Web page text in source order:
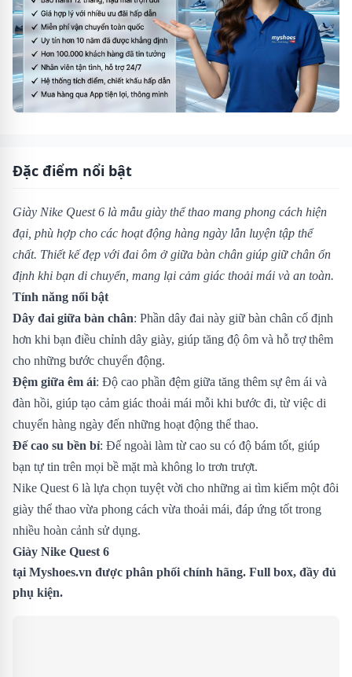
Đặc điểm nổi bật
Giày Nike Quest 6 là mẫu giày thể thao mang phong cách hiện
đại, phù hợp cho các hoạt động hàng ngày lẫn luyện tập thể
chất. Thiết kế đẹp với đai ôm ở giữa bàn chân giúp giữ chân ổn
định khi bạn di chuyển, mang lại cảm giác thoải mái và an toàn.
Tính năng nổi bật
Dây đai giữa bàn chân: Phần dây đai này giữ bàn chân cố định
hơn khi bạn điều chỉnh dây giày, giúp tăng độ ôm và hỗ trợ thêm
cho những bước chuyển động.
Đệm giữa êm ái: Độ cao phần đệm giữa tăng thêm sự êm ái và
đàn hồi, giúp tạo cảm giác thoải mái mỗi khi bước đi, từ việc di
chuyển hàng ngày đến những hoạt động thể thao.
Đế cao su bền bỉ: Đế ngoài làm từ cao su có độ bám tốt, giúp
bạn tự tin trên mọi bề mặt mà không lo trơn trượt.
Nike Quest 6 là lựa chọn tuyệt vời cho những ai tìm kiếm một đôi
giày thể thao vừa phong cách vừa thoải mái, đáp ứng tốt trong
nhiều hoàn cảnh sử dụng.
Giày Nike Quest 6
tại Myshoes.vn được phân phối chính hãng. Full box, đầy đủ
phụ kiện.